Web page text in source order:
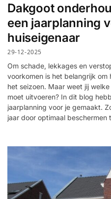
Dakgoot
een jaarplanning
huiseigenaar
29-12-2025
Om schade, lekkages en
voorkomen is het belangrijk
het seizoen. Maar weet jij
moet uitvoeren? In dit blog
jaarplanning voor je gemaakt.
jaar door optimaal